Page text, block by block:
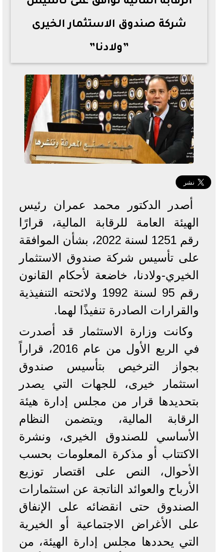
شركة صندوق الاستثمار الخيرى
”ولادنا”
أصدر الدكتور محمد عمران رئيس
الهيئة العامة للرقابة المالية، قرارًا
رقم 1251 لسنة 2022، بشأن الموافقة
على تأسيس شركة صندوق الاستثمار
الخيري-ولادنا، خاضعة لأحكام القانون
رقم 95 لسنة 1992 ولائحته التنفيذية
والقرارات الصادرة تنفيذًا لهما.
وكانت وزارة الاستثمار قد أصدرت
في الربع الأول من عام 2016، قراراً
بجواز الترخيص بتأسيس صندوق
استثمار خيرى، للجهات التي يصدر
بتحديدها قرار من مجلس إدارة هيئة
الرقابة المالية، ويتضمن النظام
الأساسي للصندوق الخيرى، ونشرة
الاكتتاب أو مذكرة المعلومات بحسب
الأحوال، النص على اقتصار توزيع
الأرباح والعوائد الناتجة عن استثمارات
الصندوق حتى انقضائه على الإنفاق
على الأغراض الاجتماعية أو الخيرية
التي يحددها مجلس إدارة الهيئة، من